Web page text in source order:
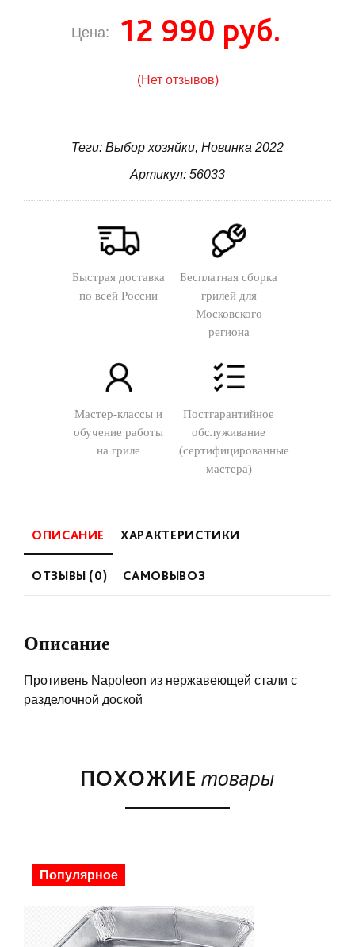
Цена: 12 990 руб.
(Нет отзывов)
Теги: Выбор хозяйки, Новинка 2022
Артикул: 56033
Быстрая доставка
по всей России
Бесплатная сборка
грилей для
Московского
региона
Мастер-классы и
обучение работы
на гриле
Постгарантийное
обслуживание
(сертифицированные
мастера)
ОПИСАНИЕ ХАРАКТЕРИСТИКИ
ОТЗЫВЫ (0) САМОВЫВОЗ
Описание
Противень Napoleon из нержавеющей стали с
разделочной доской
ПОХОЖИЕ товары
Скидка
Популярное